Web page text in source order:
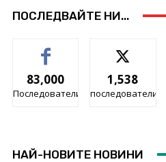
ПОСЛЕДВАЙТЕ НИ...
83,000
Последователи
1,538
последователи
НАЙ-НОВИТЕ НОВИНИ